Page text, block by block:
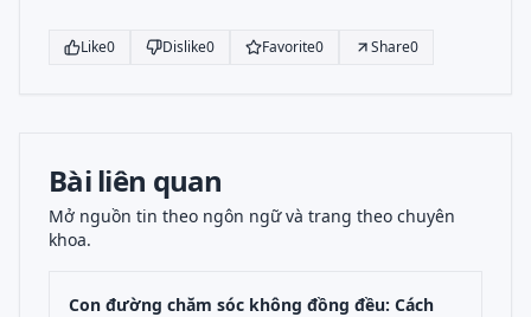
Like0 Dislike0 Favorite0 Share0
Bài liên quan
Mở nguồn tin theo ngôn ngữ và trang theo chuyên
khoa.
Con đường chăm sóc không đồng đều: Cách